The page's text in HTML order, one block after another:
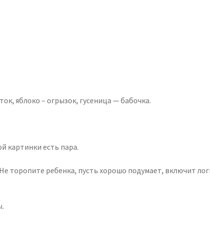
яблоко – огрызок, гусеница — бабочка.
картинки есть пара.
торопите ребенка, пусть хорошо подумает, включит